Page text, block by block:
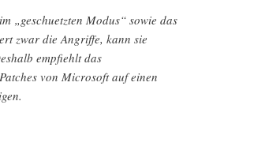
„geschuetzten Modus“ sowie das
zwar die Angriffe, kann sie
empfiehlt das
von Microsoft auf einen